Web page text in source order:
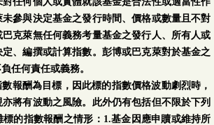
參與決定基金之發行時間、價格或數量且不對
克萊無任何義務考量基金之發行人、所有人或
、編撰或計算指數。彭博或巴克萊對於基金之
任何責任或義務。
報酬為目標，因此標的指數價格波動劇烈時，
將有波動之風險。此外仍有包括但不限於下列
的指數報酬之情形：1.基金因應申贖或維持所